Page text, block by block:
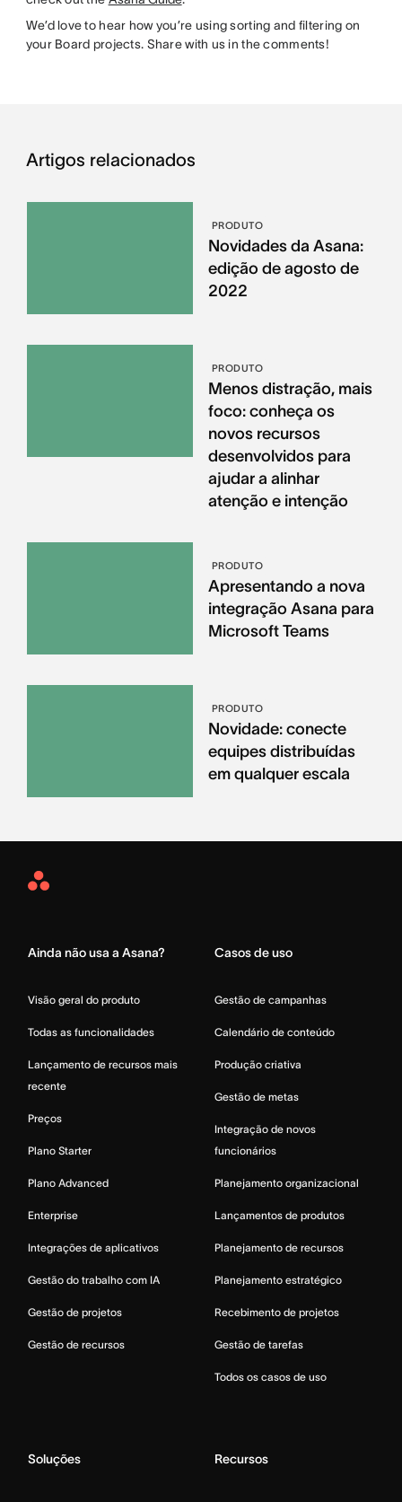
We’d love to hear how you’re using sorting and filtering on
your Board projects. Share with us in the comments!
Artigos relacionados
PRODUTO
Novidades da Asana:
edição de agosto de
2022
PRODUTO
Menos distração, mais
foco: conheça os
novos recursos
desenvolvidos para
ajudar a alinhar
atenção e intenção
PRODUTO
Apresentando a nova
integração Asana para
Microsoft Teams
PRODUTO
Novidade: conecte
equipes distribuídas
em qualquer escala
Asana
Ainda não usa a Asana?
Visão geral do produto
Todas as funcionalidades
Lançamento de recursos mais
recente
Preços
Plano Starter
Plano Advanced
Enterprise
Integrações de aplicativos
Gestão do trabalho com IA
Gestão de projetos
Gestão de recursos
Casos de uso
Gestão de campanhas
Calendário de conteúdo
Produção criativa
Gestão de metas
Integração de novos
funcionários
Planejamento organizacional
Lançamentos de produtos
Planejamento de recursos
Planejamento estratégico
Recebimento de projetos
Gestão de tarefas
Todos os casos de uso
Soluções Recursos